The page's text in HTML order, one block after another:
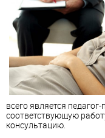
всего является
соответствующую
консультацию.